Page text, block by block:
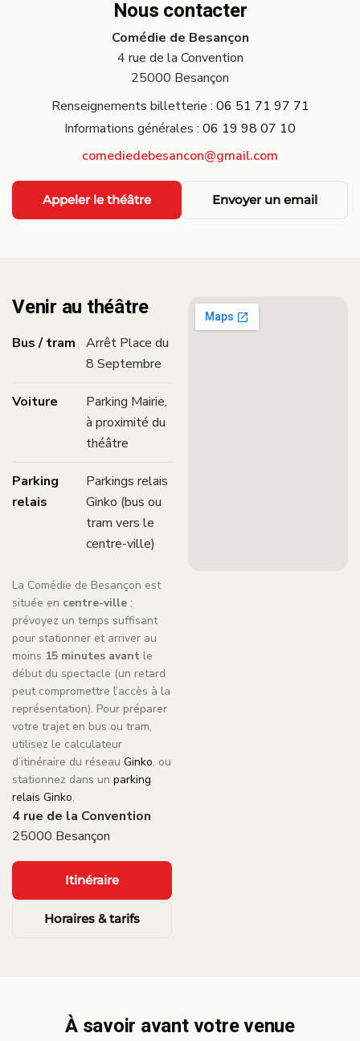
Nous contacter
Comédie de Besançon
4 rue de la Convention
25000 Besançon
Renseignements billetterie : 06 51 71 97 71
Informations générales : 06 19 98 07 10
comediedebesancon@gmail.com
Appeler le théâtre Envoyer un email
Venir au théâtre
Bus / tram
Arrêt Place du
8 Septembre
Voiture
Parking Mairie,
à proximité du
théâtre
Parking
relais
Parkings relais
Ginko (bus ou
tram vers le
centre-ville)
La Comédie de Besançon est
située en centre-ville :
prévoyez un temps suffisant
pour stationner et arriver au
moins 15 minutes avant le
début du spectacle (un retard
peut compromettre l’accès à la
représentation). Pour préparer
votre trajet en bus ou tram,
utilisez le calculateur
d’itinéraire du réseau Ginko, ou
stationnez dans un parking
relais Ginko.
4 rue de la Convention
25000 Besançon
Itinéraire
Horaires & tarifs
À savoir avant votre venue